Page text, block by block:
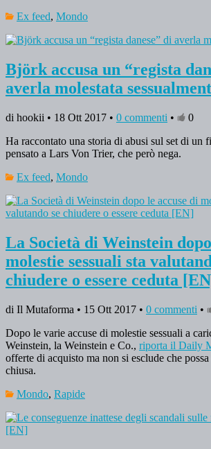
Ex feed, Mondo
Björk accusa un “regista
averla molestata
di hookii • 18 Ott 2017 • 0 commenti •
0
Ha raccontato una storia di abusi sul set di un
pensato a Lars Von Trier, che però nega.
Ex feed, Mondo
La Società di Weinstein
molestie sessuali sta
chiudere o essere ceduta
di Il Mutaforma • 15 Ott 2017 • 0 commenti •
Dopo le varie accuse di molestie sessuali a
Weinstein, la Weinstein e Co., riporta il Daily
offerte di acquisto ma non si esclude che
chiusa.
Mondo, Rapide